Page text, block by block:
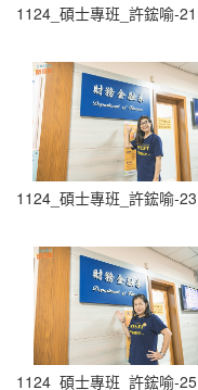
1124_碩士專班_許鋐喻-21
1124_碩士專班_許鋐喻-23
1124_碩士專班_許鋐喻-25